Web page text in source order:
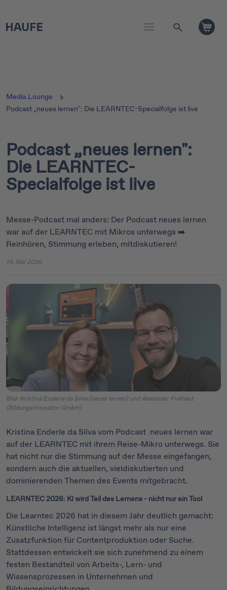
Media.Lounge
Podcast „neues lernen": Die LEARNTEC-Specialfolge ist live
Podcast „neues lernen":
Die LEARNTEC-
Specialfolge ist live
Messe-Podcast mal anders: Der Podcast neues lernen
war auf der LEARNTEC mit Mikros unterwegs ➡️
Reinhören, Stimmung erleben, mitdiskutieren!
19. Mai 2026
Bild: Kristina Enderle da Silva (neues lernen) und Alexander Freihaut
(Bildungsinnovator GmbH)
Kristina Enderle da Silva vom Podcast neues lernen war
auf der LEARNTEC mit ihrem Reise-Mikro unterwegs. Sie
hat nicht nur die Stimmung auf der Messe eingefangen,
sondern auch die aktuellen, vieldiskutierten und
dominierenden Themen des Events mitgebracht.
LEARNTEC 2026: KI wird Teil des Lernens - nicht nur ein Tool
Die Learntec 2026 hat in diesem Jahr deutlich gemacht:
Künstliche Intelligenz ist längst mehr als nur eine
Zusatzfunktion für Contentproduktion oder Suche.
Stattdessen entwickelt sie sich zunehmend zu einem
festen Bestandteil von Arbeits-, Lern- und
Wissensprozessen in Unternehmen und